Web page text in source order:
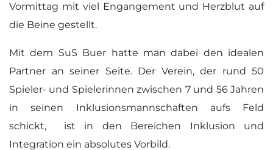
Vormittag mit viel Engangement und Herzblut auf
die Beine gestellt.
Mit dem SuS Buer hatte man dabei den idealen
Partner an seiner Seite. Der Verein, der rund 50
Spieler- und Spielerinnen zwischen 7 und 56 Jahren
in seinen Inklusionsmannschaften aufs Feld
schickt, ist in den Bereichen Inklusion und
Integration ein absolutes Vorbild.